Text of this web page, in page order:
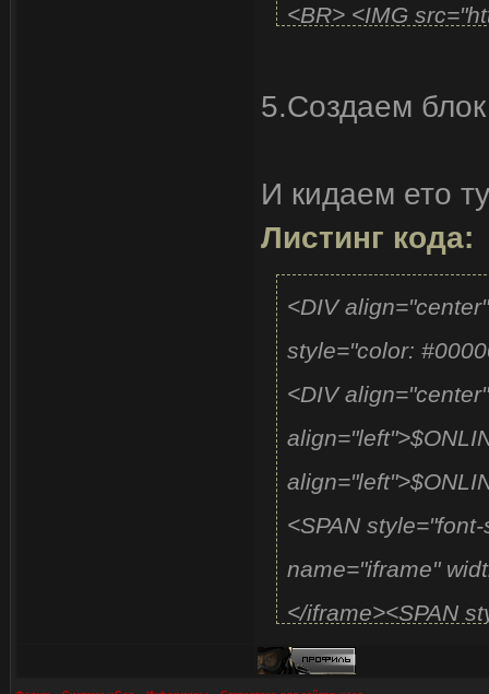
<BR> <IMG
<BR> <IMG
<BR> <IMG
сегодня:
<BR><FONT
<STRONG>»</
color="#ffa500">
них</
<BR>
<FONT
new.at.ua/
</FONT>
<BR><IMG
5.Создаем блок
И кидаем ето
Листинг кода:
<DIV
style="color:
<DIV
<SPAN
name="iframe"
</iframe><SPAN
style="font-size: